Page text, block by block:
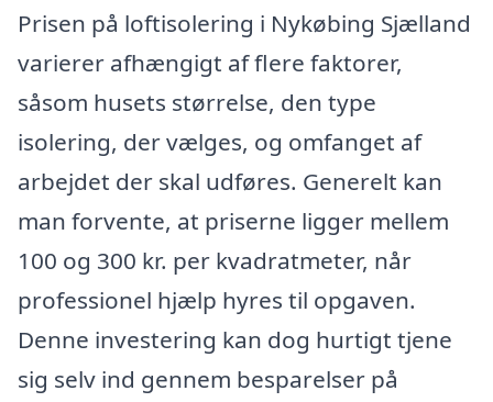
Prisen på loftisolering i Nykøbing Sjælland
varierer afhængigt af flere faktorer,
såsom husets størrelse, den type
isolering, der vælges, og omfanget af
arbejdet der skal udføres. Generelt kan
man forvente, at priserne ligger mellem
100 og 300 kr. per kvadratmeter, når
professionel hjælp hyres til opgaven.
Denne investering kan dog hurtigt tjene
sig selv ind gennem besparelser på